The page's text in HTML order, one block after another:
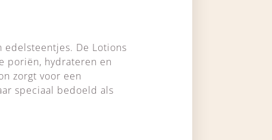
edelsteentjes. De Lotions
poriën, hydrateren en
zorgt voor een
speciaal bedoeld als